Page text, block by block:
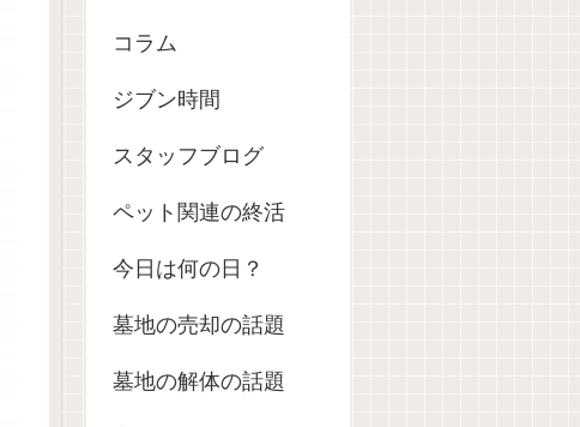
コラム
ジブン時間
スタッフブログ
ペット関連の終活
今日は何の日？
墓地の売却の話題
墓地の解体の話題